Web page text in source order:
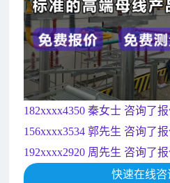
192xxxx2920 周先生 咨询了
189xxxx6562 王先生 咨询了
190xxxx3508 徐女士 咨询了
135xxxx6654 张先生 咨询了
181xxxx7531 苟先生 咨询了
182xxxx4350 秦女士 咨询了
156xxxx3534 郭先生 咨询了
192xxxx2920 周先生 咨询了
189xxxx6562 王先生 咨询了
快速在线咨